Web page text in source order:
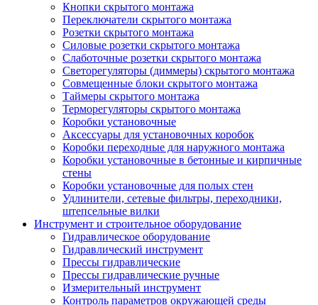
Кнопки скрытого монтажа
Переключатели скрытого монтажа
Розетки скрытого монтажа
Силовые розетки скрытого монтажа
Слаботочные розетки скрытого монтажа
Светорегуляторы (диммеры) скрытого монтажа
Совмещенные блоки скрытого монтажа
Таймеры скрытого монтажа
Терморегуляторы скрытого монтажа
Коробки установочные
Аксессуары для установочных коробок
Коробки переходные для наружного монтажа
Коробки установочные в бетонные и кирпичные
стены
Коробки установочные для полых стен
Удлинители, сетевые фильтры, переходники,
штепсельные вилки
Инструмент и строительное оборудование
Гидравлическое оборудование
Гидравлический инструмент
Прессы гидравлические
Прессы гидравлические ручные
Измерительный инструмент
Контроль параметров окружающей среды